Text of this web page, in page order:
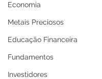
Economia
Metais Preciosos
Educação Financeira
Fundamentos
Investidores